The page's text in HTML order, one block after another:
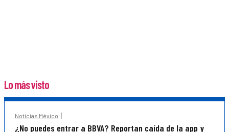
Lo más visto
Noticias México
¿No puedes entrar a BBVA? Reportan caída de la app y